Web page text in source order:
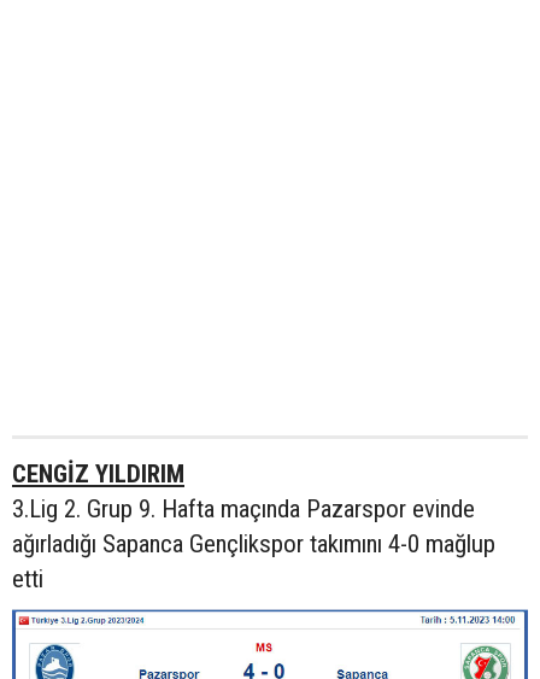
CENGİZ YILDIRIM
3.Lig 2. Grup 9. Hafta maçında Pazarspor evinde
ağırladığı Sapanca Gençlikspor takımını 4-0 mağlup
etti